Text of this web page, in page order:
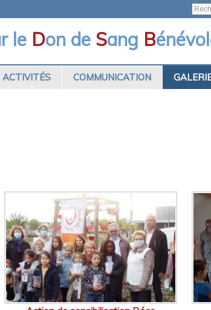
le Don de Sang B
ACTIVITÉS COMMUNICATION